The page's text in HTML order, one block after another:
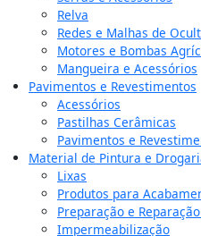
Relva
Redes e Malhas de
Motores e Bombas
Mangueira e Acessórios
Pavimentos e Revestimentos
Acessórios
Pastilhas Cerâmicas
Pavimentos e
Material de Pintura e
Lixas
Produtos para
Preparação e
Impermeabilização